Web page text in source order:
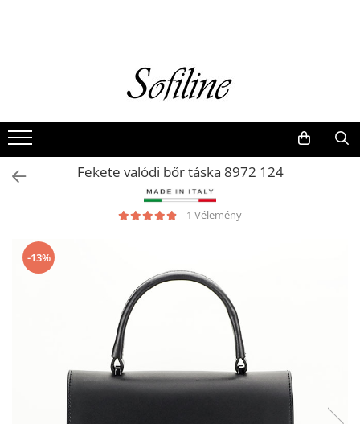
Valódi bőr
Hátizsákok
Elegáns kistáskákFekete valódi bőr táska 8972 124
1 Vélemény
-13%